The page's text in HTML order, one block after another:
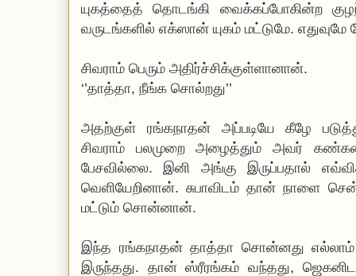
யுகத்தைத் தொடங்கி வைக்கப்போகின்ற
வருடங்களில் எக்ஸான் யுகம் மட்டுமே. எதுவுமே
சிவராம் பெரும் அதிர்ச்சிக்குள்ளானான்.
‘’தாத்தா, நீங்க சொல்றது’’
அதற்குள் ரங்கநாதன் அப்படியே கீழே
சிவராம் பலமுறை அழைத்தும் அவர்
பேசவில்லை. இனி அங்கு இருப்பதால்
வெளியேறினான். சுபாவிடம் தான் நாளை
மட்டும் சொன்னான்.
இந்த ரங்கநாதன் தாத்தா சொன்னது
இருந்தது. தான் ஸ்ரீரங்கம் வந்தது,